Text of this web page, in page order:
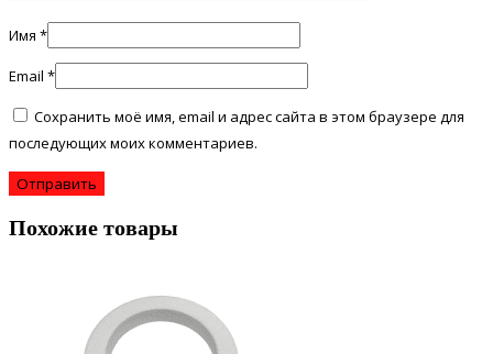
Имя *
Email *
Сохранить моё имя, email и адрес сайта в этом браузере для
последующих моих комментариев.
Похожие товары